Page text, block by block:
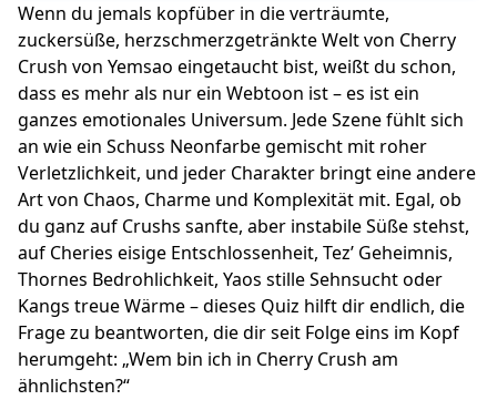
Wenn du jemals kopfüber in die verträumte,
zuckersüße, herzschmerzgetränkte Welt von Cherry
Crush von Yemsao eingetaucht bist, weißt du schon,
dass es mehr als nur ein Webtoon ist – es ist ein
ganzes emotionales Universum. Jede Szene fühlt sich
an wie ein Schuss Neonfarbe gemischt mit roher
Verletzlichkeit, und jeder Charakter bringt eine andere
Art von Chaos, Charme und Komplexität mit. Egal, ob
du ganz auf Crushs sanfte, aber instabile Süße stehst,
auf Cheries eisige Entschlossenheit, Tez’ Geheimnis,
Thornes Bedrohlichkeit, Yaos stille Sehnsucht oder
Kangs treue Wärme – dieses Quiz hilft dir endlich, die
Frage zu beantworten, die dir seit Folge eins im Kopf
herumgeht: „Wem bin ich in Cherry Crush am
ähnlichsten?“